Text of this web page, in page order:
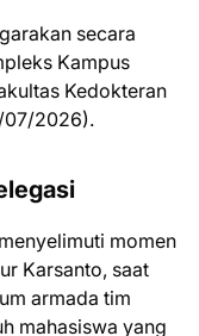
secara
Kampus
Kedokteran
07/2026).
momen
Karsanto, saat
armada tim
mahasiswa yang